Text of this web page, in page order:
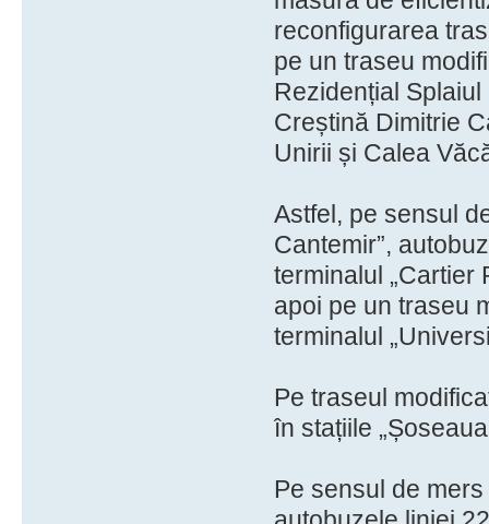
reconfigurarea
pe un traseu
Rezidențial
Creștină Dimitrie
Unirii și Calea
Astfel, pe sensul
Cantemir”,
terminalul „Cartier
apoi pe un traseu
terminalul
Pe traseul
în stațiile
Pe sensul de